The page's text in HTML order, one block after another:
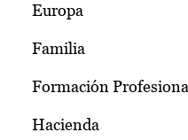
Europa
Familia
Formación
Hacienda